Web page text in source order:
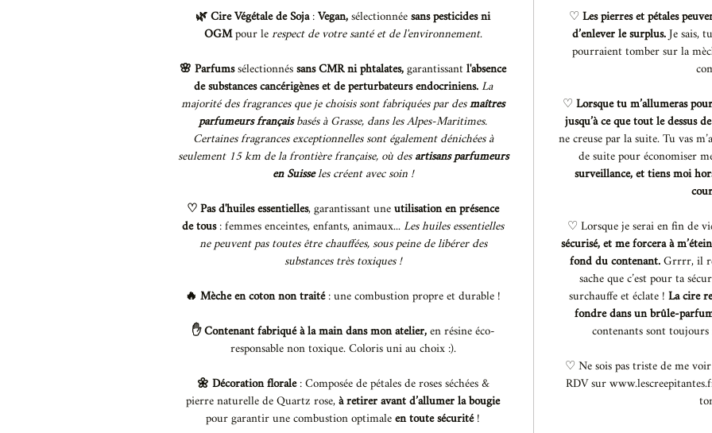
🌿 Cire Végétale de Soja:Vegan,sélectionnéesans pesticides ni
OGMpour lerespect de votre santé et de l'environnement.
🌸 Parfumssélectionnéssans CMR ni phtalates,garantissantl'absence
de substances cancérigènes et de perturbateurs endocriniens.La
majorité des fragrances que je choisis sont fabriquées par desmaîtres
parfumeurs françaisbasés à Grasse, dans les Alpes-Maritimes.
Certaines fragrances exceptionnelles sont également dénichées à
seulement 15 km de la frontière française, où desartisans parfumeurs
en Suisseles créent avec soin !
♡ Pas d'huiles essentielles, garantissant uneutilisation en présence
de tous: femmes enceintes, enfants, animaux...Les huiles essentielles
ne peuvent pas toutes être chauffées, sous peine de libérer des
substances très toxiques !
🔥 Mèche en coton non traité: une combustion propre et durable !
✋️ Contenant fabriqué à la main dans mon atelier,en résine éco-
responsable non toxique. Coloris uni au choix :).
🌼 Décoration florale: Composée de pétales de roses séchées &
pierre naturelle de Quartz rose,à retirer avant d’allumer la bougie
pour garantir une combustion optimaleen toute sécurité!
♡Les pierres et pétales
d’enlever le surplus.Je sais,
pourraient tomber sur la
♡Lorsque tu m’allumeras
jusqu’à ce que tout le dessus
ne creuse par la suite. Tu vas
de suite pour économiser
surveillance, et tiens moi
♡ Lorsque je serai en fin de
sécurisé, et me forcera à
fond du contenant.Grrrr, il
sache que c’est pour ta
surchauffe et éclate !La cire
fondre dans un brûle-
contenants sont
♡ Ne sois pas triste de me
RDV sur